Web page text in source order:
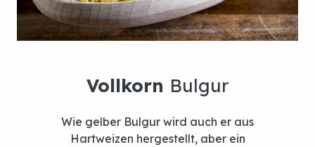
Wie gelber Bulgur wird auch er aus
Hartweizen hergestellt, aber ein